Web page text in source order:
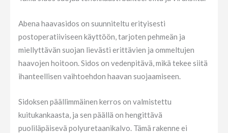
Abena haavasidos on suunniteltu erityisesti
postoperatiiviseen käyttöön, tarjoten pehmeän ja
miellyttävän suojan lievästi erittävien ja ommeltujen
haavojen hoitoon. Sidos on vedenpitävä, mikä tekee siitä
ihanteellisen vaihtoehdon haavan suojaamiseen.
Sidoksen päällimmäinen kerros on valmistettu
kuitukankaasta, ja sen päällä on hengittävä
puoliläpäisevä polyuretaanikalvo. Tämä rakenne ei